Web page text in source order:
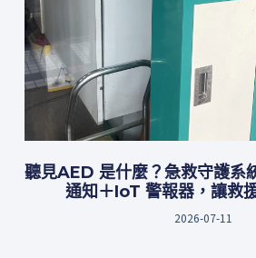
聽見AED 是什麼？急救守護系
通知＋IoT 警報器，讓救
2026-07-11